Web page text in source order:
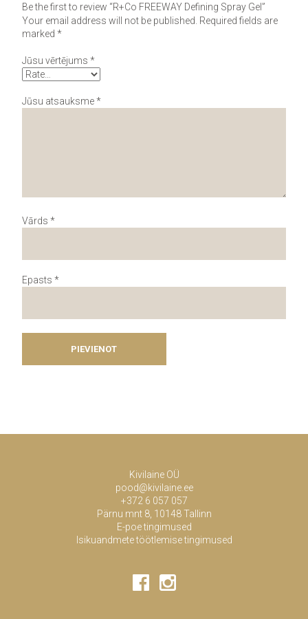
Be the first to review “R+Co FREEWAY Defining Spray Gel”
Your email address will not be published. Required fields are
marked *
Jūsu vērtējums *
Jūsu atsauksme*
Vārds *
Epasts *
Kivilaine OÜ
pood@kivilaine.ee
+372 6 057 057
Pärnu mnt 8, 10148 Tallinn
E-poe tingimused
Isikuandmete töötlemise tingimused